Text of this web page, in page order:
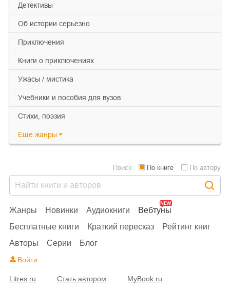
детективы
об истории серьезно
приключения
книги о приключениях
ужасы / мистика
учебники и пособия для вузов
cтихи, поэзия
Еще жанры
Жанры Новинки Аудиокниги
Вебтуны
Бесплатные книги
Краткий пересказ
Рейтинг книг
Авторы
Серии Блог
Поиск: По книге По автору
Войти
Litres.ru Стать автором MyBook.ru